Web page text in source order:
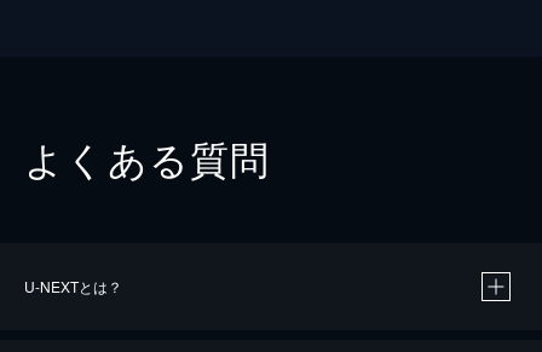
よくある質問
U-NEXTとは？